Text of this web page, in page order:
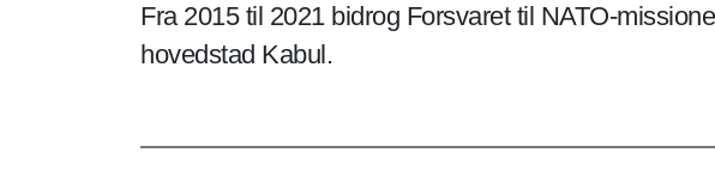
Fra 2015 til 2021 bidrog Forsvaret til NATO-
hovedstad Kabul.